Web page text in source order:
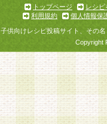
トップページ
レシピ
利用規約
個人情報保
子供向けレシピ投稿サイト、その
Copyright